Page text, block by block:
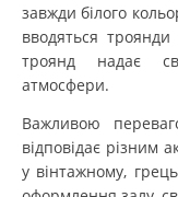
завжди білого
вводяться
троянд надає
атмосфери.
Важливою
відповідає різним
у вінтажному,